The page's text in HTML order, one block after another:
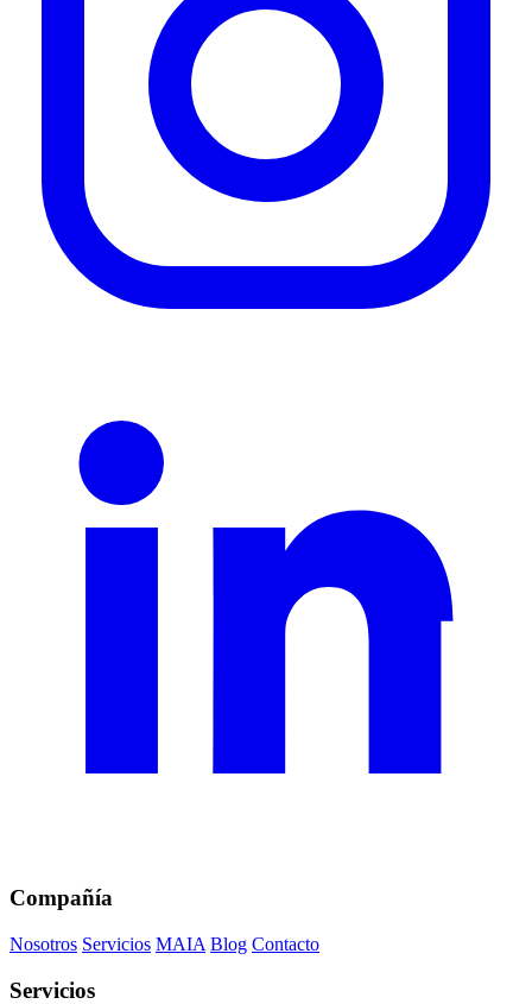
Compañía
Nosotros Servicios MAIA Blog Contacto
Servicios